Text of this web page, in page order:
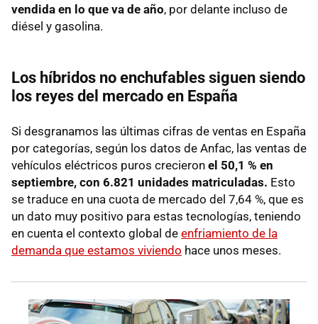
vendida en lo que va de año, por delante incluso de
diésel y gasolina.
Los híbridos no enchufables siguen siendo
los reyes del mercado en España
Si desgranamos las últimas cifras de ventas en España
por categorías, según los datos de Anfac, las ventas de
vehículos eléctricos puros crecieron el 50,1 % en
septiembre, con 6.821 unidades matriculadas. Esto
se traduce en una cuota de mercado del 7,64 %, que es
un dato muy positivo para estas tecnologías, teniendo
en cuenta el contexto global de enfriamiento de la
demanda que estamos viviendo hace unos meses.